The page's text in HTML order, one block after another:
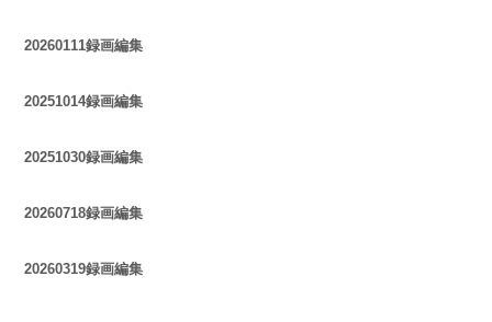
20260111録画編集
20251014録画編集
20251030録画編集
20260718録画編集
20260319録画編集